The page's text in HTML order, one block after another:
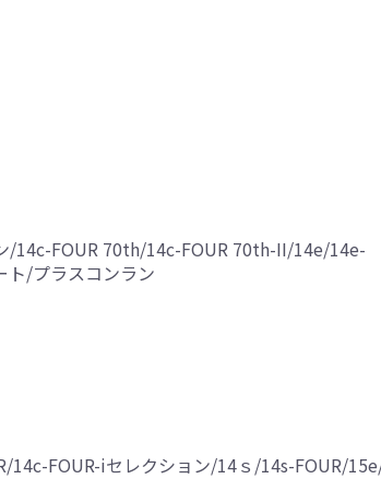
/14c-FOUR 70th/14c-FOUR 70th-II/14e/14e-
ト/プラスコンラン
FOUR-iセレクション/14ｓ/14s-FOUR/